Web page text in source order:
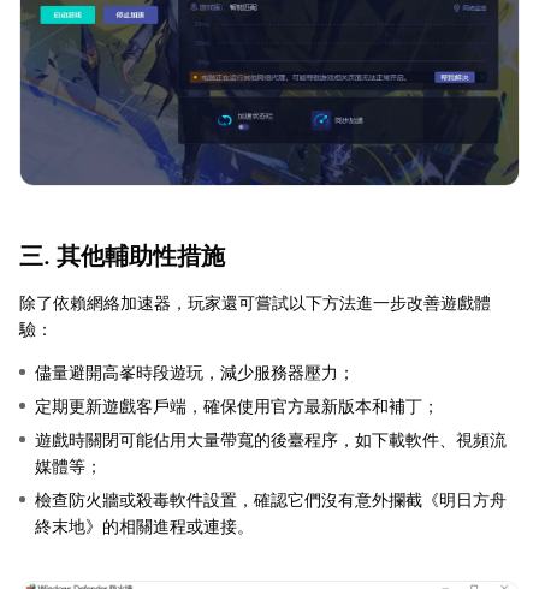
三. 其他輔助性措施
除了依賴網絡加速器，玩家還可嘗試以下方法進一步改善遊戲體
驗：
儘量避開高峯時段遊玩，減少服務器壓力；
定期更新遊戲客戶端，確保使用官方最新版本和補丁；
遊戲時關閉可能佔用大量帶寬的後臺程序，如下載軟件、視頻流
媒體等；
檢查防火牆或殺毒軟件設置，確認它們沒有意外攔截《明日方舟
終末地》的相關進程或連接。